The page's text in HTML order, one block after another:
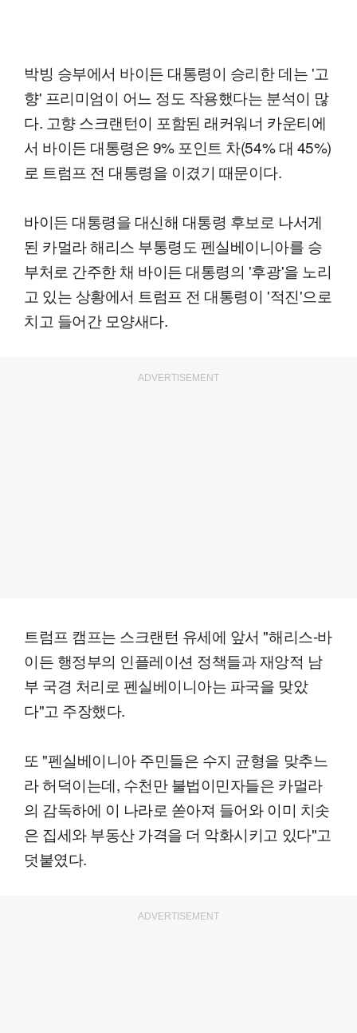
박빙 승부에서 바이든 대통령이 승리한 데는 '고
향' 프리미엄이 어느 정도 작용했다는 분석이 많
다. 고향 스크랜턴이 포함된 래커워너 카운티에
서 바이든 대통령은 9% 포인트 차(54% 대 45%)
로 트럼프 전 대통령을 이겼기 때문이다.
바이든 대통령을 대신해 대통령 후보로 나서게
된 카멀라 해리스 부통령도 펜실베이니아를 승
부처로 간주한 채 바이든 대통령의 '후광'을 노리
고 있는 상황에서 트럼프 전 대통령이 '적진'으로
치고 들어간 모양새다.
ADVERTISEMENT
트럼프 캠프는 스크랜턴 유세에 앞서 "해리스-바
이든 행정부의 인플레이션 정책들과 재앙적 남
부 국경 처리로 펜실베이니아는 파국을 맞았
다"고 주장했다.
또 "펜실베이니아 주민들은 수지 균형을 맞추느
라 허덕이는데, 수천만 불법이민자들은 카멀라
의 감독하에 이 나라로 쏟아져 들어와 이미 치솟
은 집세와 부동산 가격을 더 악화시키고 있다"고
덧붙였다.
ADVERTISEMENT